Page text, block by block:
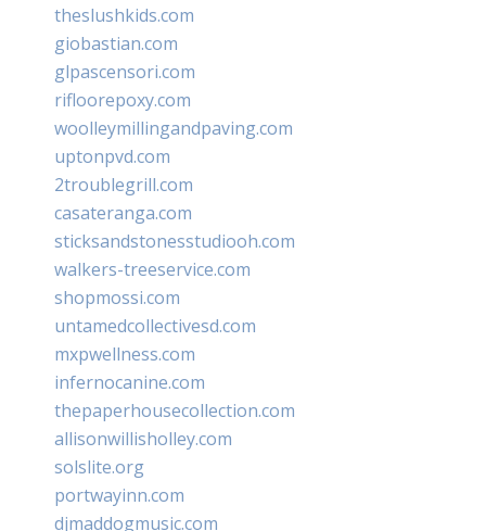
theslushkids.com
giobastian.com
glpascensori.com
rifloorepoxy.com
woolleymillingandpaving.com
uptonpvd.com
2troublegrill.com
casateranga.com
sticksandstonesstudiooh.com
walkers-treeservice.com
shopmossi.com
untamedcollectivesd.com
mxpwellness.com
infernocanine.com
thepaperhousecollection.com
allisonwillisholley.com
solslite.org
portwayinn.com
djmaddogmusic.com